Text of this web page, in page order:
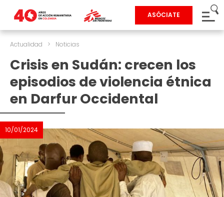
ASÓCIATE
Actualidad > Noticias
Crisis en Sudán: crecen los
episodios de violencia étnica
en Darfur Occidental
10/01/2024